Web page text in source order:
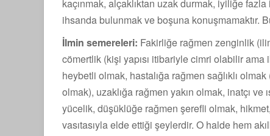
kaçınmak, alçaklıktan uzak durmak, iyiliğe
ihsanda bulunmak ve boşuna konuşmamaktır.
İlmin semereleri: Fakirliğe rağmen zenginlik
cömertlik (kişi yapısı itibariyle cimri olabilir
heybetli olmak, hastalığa rağmen sağlıklı
olmak), uzak­lığa rağmen yakın olmak, inatçı
yücelik, düşüklüğe rağmen şerefli olmak,
vasıtasıyla elde ettiği şeylerdir. O halde hem